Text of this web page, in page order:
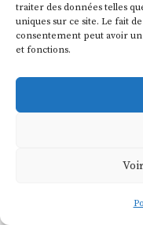
traiter des données telles
uniques sur ce site. Le fait
consentement peut avoir
et fonctions.
Manuel Villarejo. Une
35.